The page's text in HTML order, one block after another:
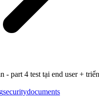
- part 4 test tại end user +
securitydocuments